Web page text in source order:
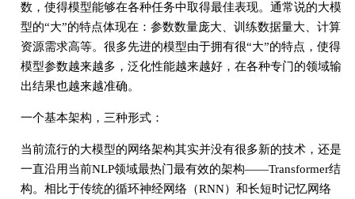
数，使得模型能够在各种任务中取得最佳表现。通常说的大模
型的“大”的特点体现在：参数数量庞大、训练数据量大、计算
资源需求高等。很多先进的模型由于拥有很“大”的特点，使得
模型参数越来越多，泛化性能越来越好，在各种专门的领域输
出结果也越来越准确。
一个基本架构，三种形式：
当前流行的大模型的网络架构其实并没有很多新的技术，还是
一直沿用当前NLP领域最热门最有效的架构——Transformer结
构。相比于传统的循环神经网络（RNN）和长短时记忆网络